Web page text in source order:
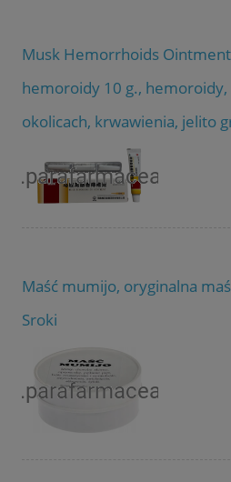
Musk Hemorrhoids Ointment
hemoroidy 10 g.,
okolicach, krwawienia, jelito
Maść mumijo, oryginalna
Sroki